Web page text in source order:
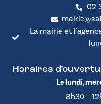
02
La mairie et
Horaires
Le lundi,
8h30 –